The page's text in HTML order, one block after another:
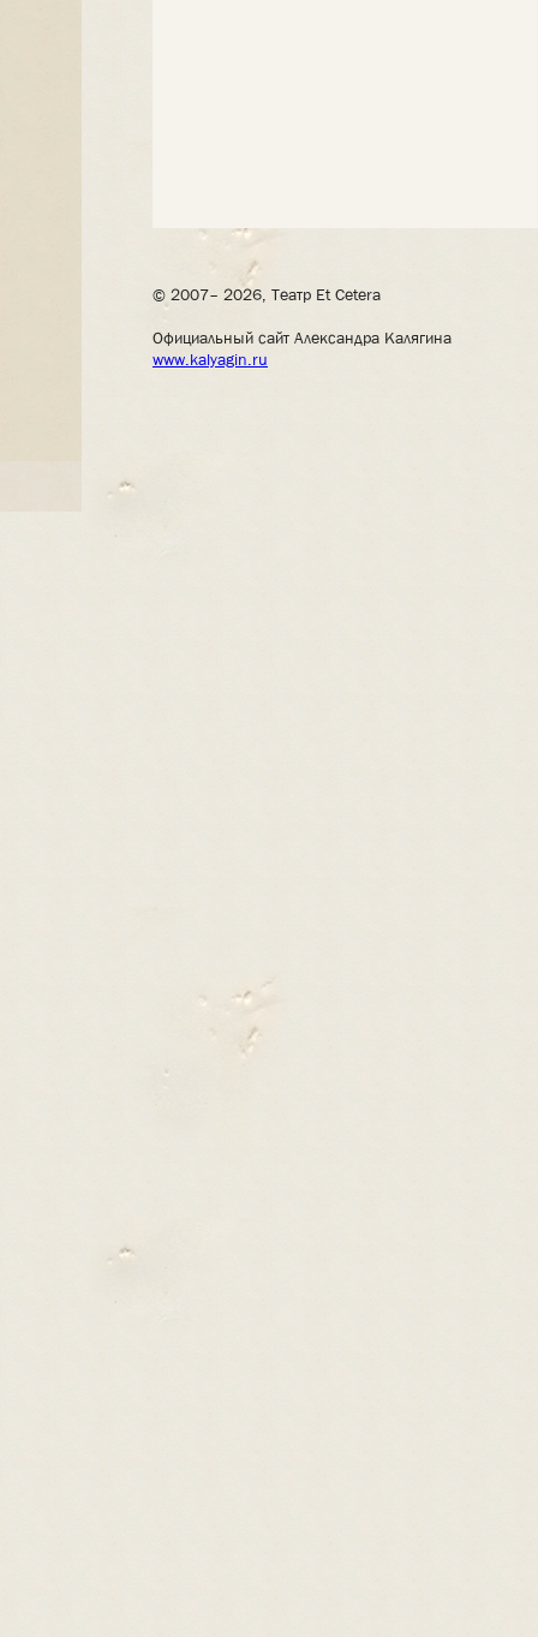
© 2007– 2026, Театр Et Cetera
Официальный сайт Александра Калягина
www.kalyagin.ru